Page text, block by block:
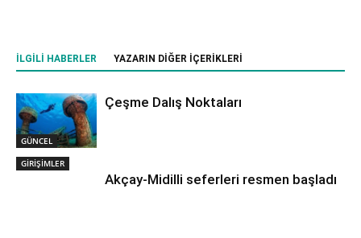
İLGILI HABERLER YAZARIN DIĞER İÇERIKLERI
GÜNCEL
Çeşme Dalış Noktaları
GİRİŞİMLER
Akçay-Midilli seferleri resmen başladı